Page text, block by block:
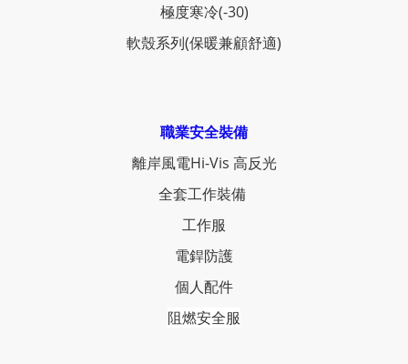
極度寒冷(-30)
軟殼系列(保暖兼顧舒適)
職業安全裝備
離岸風電Hi-Vis 高反光
全套工作裝備
工作服
電銲防護
個人配件
阻燃安全服